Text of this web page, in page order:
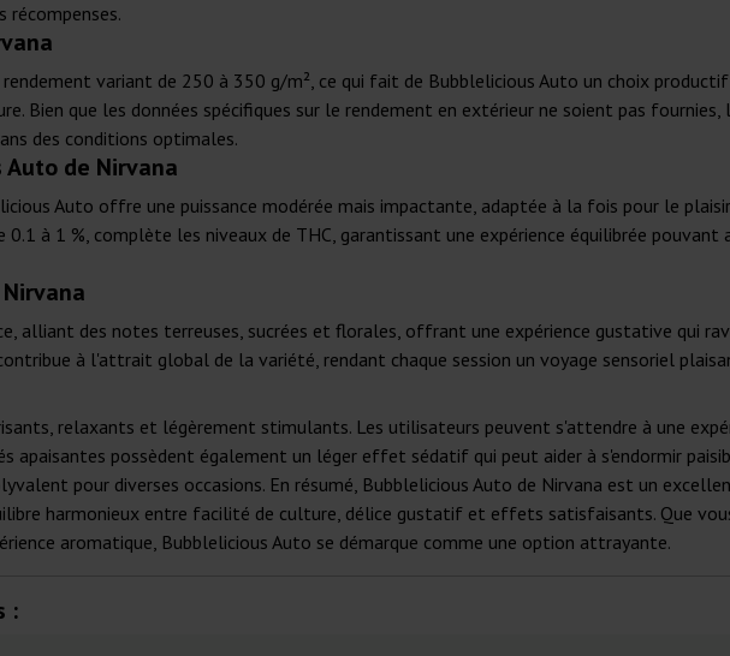
récompenses.
variant de 250 à 350 g/m², ce qui fait de Bubblelicious Auto un choix
Bien que les données spécifiques sur le rendement en extérieur ne soient pas
des conditions optimales.
Auto de Nirvana
Auto offre une puissance modérée mais impactante, adaptée à la fois pour le
à 1 %, complète les niveaux de THC, garantissant une expérience équilibrée
alliant des notes terreuses, sucrées et florales, offrant une expérience gustative qui
à l'attrait global de la variété, rendant chaque session un voyage sensoriel
relaxants et légèrement stimulants. Les utilisateurs peuvent s'attendre à une
apaisantes possèdent également un léger effet sédatif qui peut aider à s'endormir
pour diverses occasions. En résumé, Bubblelicious Auto de Nirvana est un
harmonieux entre facilité de culture, délice gustatif et effets satisfaisants. Que
aromatique, Bubblelicious Auto se démarque comme une option attrayante.
: